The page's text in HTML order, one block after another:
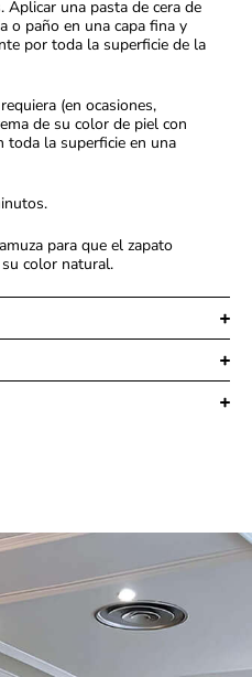
Aplicar una pasta de cera de
o paño en una capa fina y
por toda la superficie de la
(en ocasiones,
de su color de piel con
toda la superficie en una
para que el zapato
color natural.